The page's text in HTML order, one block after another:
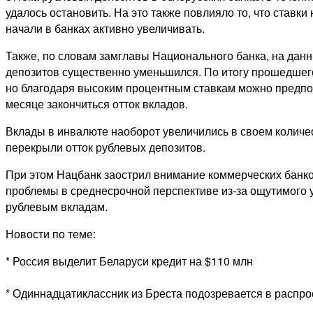
удалось остановить. На это также повлияло то, что
начали в банках активно увеличивать.
Также, по словам замглавы Национального банка, на
депозитов существенно уменьшился. По итогу
но благодаря высоким процентным ставкам можно
месяце закончиться отток вкладов.
Вклады в инвалюте наоборот увеличились в своем
перекрыли отток рублевых депозитов.
При этом Нацбанк заострил внимание коммерческих
проблемы в среднесрочной перспективе из-за ощутимого
рублевым вкладам.
Новости по теме:
* Россия выделит Беларуси кредит на $110 млн
* Одиннадцатиклассник из Бреста подозревается в